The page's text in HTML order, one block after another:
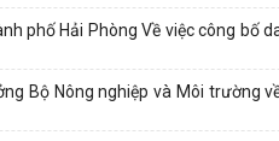
phố Hải Phòng Về việc công bố
Bộ Nông nghiệp và Môi trường